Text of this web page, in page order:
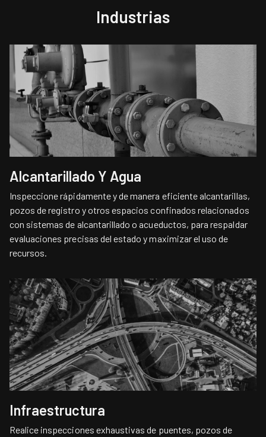
Industrias
Alcantarillado Y Agua
Inspeccione rápidamente y de manera eficiente alcantarillas,
pozos de registro y otros espacios confinados relacionados
con sistemas de alcantarillado o acueductos, para respaldar
evaluaciones precisas del estado y maximizar el uso de
recursos.
Infraestructura
Realice inspecciones exhaustivas de puentes, pozos de